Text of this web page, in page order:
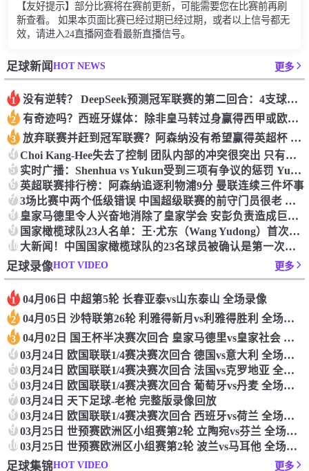
【友好提示】部分比赛将在赛前更新，可能需要您在比赛前再刷
新查看。 如果本页面比赛已经过期已经过期，或者以上信号都无
效，请进入24直播网查看最新直播信号。
足球新闻HOT NEWS 更多
1 没有逆转？ DeepSeek预测冠军联赛的第二回合：4支球队在第一回合中获胜 枪手输了
2 有奇迹吗？西班牙媒体：除非皇马转过身赢得西甲或欧洲冠军
3 放弃联赛并赶到冠军联赛？阿森纳没有希望赢得英超杯 赢得欧洲冠军的可能性
4 Choi Kang-Hee失去了控制 团队内部的冲突很突出 只有一个人可以从水火中拯救崔孔
5 实时广播：Shenhua vs Yukun受到三项有争议的惩罚 Yukun将向中国足球联合会提出投诉
6 英超联赛排行榜：阿森纳追逐利物浦9分 曼联连续三件坏事
7 3场比赛中两个低级错误 中国超级联赛的前守门员很老 是时候让位了 最好的继任者出现
8 皇家马德里令人兴奋地消除了皇家学会 安彭负责造成巨大的灾难！
9 国家橄榄球队23人名单：王·尤东（Wang Yudong）首次被选为第11名 塞吉尼奥（Serginho）在名单上
10 大新闻！中国国家橄榄球队的23名球员被确认是第一次进入阵容
足球录像HOT VIDEO 更多
1 04月06日 中超第5轮 长春亚泰vs山东泰山 全场录像
2 04月05日 沙特联第26轮 利雅得新月vs利雅得胜利 全场录像
3 04月02日 国王杯半决赛次回合 皇家马德里vs皇家社会 全场录像
4 03月24日 欧国联联1/4赛决赛次回合 德国vs意大利 全场录像回放
5 03月24日 欧国联联1/4赛决赛次回合 法国vs克罗地亚 全场录像回放
6 03月24日 欧国联联1/4赛决赛次回合 葡萄牙vs丹麦 全场录像回放
7 03月24日 天下足球-老枪 完整版录像回放
8 03月24日 欧国联联1/4赛决赛次回合 西班牙vs荷兰 全场录像回放
9 03月25日 世预赛欧洲区小组赛第2轮 立陶宛vs芬兰 全场录像回放
10 03月25日 世预赛欧洲区小组赛第2轮 波兰vs马耳他 全场录像回放
足球集锦HOT VIDEO 更多